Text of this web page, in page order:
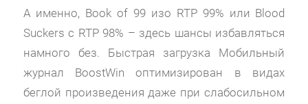
А именно, Book of 99 изо RTP 99% или Blood
Suckers с RTP 98% – здесь шансы избавляться
намного без. Быстрая загрузка Мобильный
журнал BoostWin оптимизирован в видах
беглой произведения даже при слабосильном